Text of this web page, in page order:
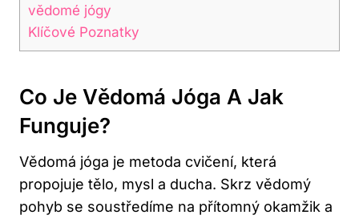
vědomé jógy
Klíčové Poznatky
Co Je Vědomá Jóga A Jak
Funguje?
Vědomá jóga je metoda cvičení, která
propojuje tělo, mysl a ducha. Skrz vědomý
pohyb se soustředíme na přítomný okamžik a